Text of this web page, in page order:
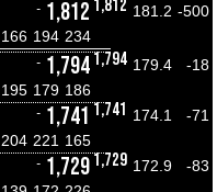
- 1,812 1,812 181.2 -500
166 194 234
- 1,794 1,794 179.4
-18
195 179 186
- 1,741 1,741 174.1
-71
204 221 165
- 1,729 1,729 172.9
-83